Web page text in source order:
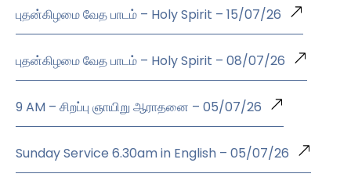
புதன்கிழமை வேத பாடம் – Holy Spirit – 15/07/26
புதன்கிழமை வேத பாடம் – Holy Spirit – 08/07/26
9 AM – சிறப்பு ஞாயிறு ஆராதனை – 05/07/26
Sunday Service 6.30am in English – 05/07/26